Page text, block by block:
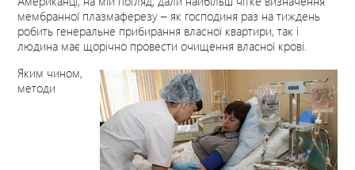
мембранної плазмаферезу – як господиня раз на тиждень
робить генеральне прибирання власної квартири, так і
людина має щорічно провести очищення власної крові.
Яким чином,
методи